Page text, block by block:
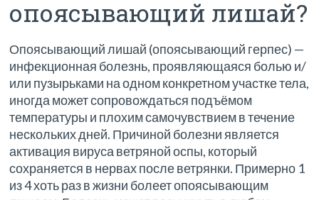
опоясывающий лишай?
Опоясывающий лишай (опоясывающий герпес) —
инфекционная болезнь, проявляющаяся болью и/
или пузырьками на одном конкретном участке тела,
иногда может сопровождаться подъёмом
температуры и плохим самочувствием в течение
нескольких дней. Причиной болезни является
активация вируса ветряной оспы, который
сохраняется в нервах после ветрянки. Примерно 1
из 4 хоть раз в жизни болеет опоясывающим